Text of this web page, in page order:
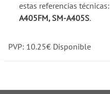
estas referencias técnicas:
A405FM, SM-A405S.
PVP: 10.25€ Disponible